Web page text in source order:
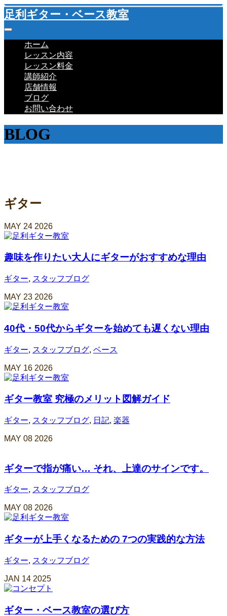
足利ギター・ベース教室
ホーム
レッスン内容
レッスン料金
講師紹介
店舗情報
ブログ
お問い合わせ
BLOG
ギター
MAY 24 2026
趣味を作りたい大人にギターがおすすめな理由
ギター, スタッフブログ
MAY 23 2026
40代・50代からギターを始めても遅くない理由
ギター, スタッフブログ, ベース
MAY 16 2026
ギター教室 究極のメリット図解ガイド
ギター, スタッフブログ, 日記, 楽器
MAY 08 2026
ギターで指が痛い… それ、上達のサインです。
ギター, スタッフブログ
MAY 08 2026
ギターが上手くなるための 7つの実践的な方法
ギター, スタッフブログ
JAN 14 2025
ギター・ベース教室の選び方